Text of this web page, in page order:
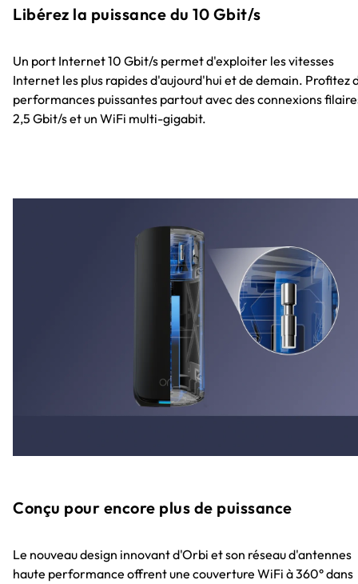
Libérez la puissance du 10 Gbit/s
Un port Internet 10 Gbit/s permet d'exploiter les vitesses
Internet les plus rapides d'aujourd'hui et de demain. Profitez
performances puissantes partout avec des connexions
2,5 Gbit/s et un WiFi multi-gigabit.
Conçu pour encore plus de puissance
Le nouveau design innovant d'Orbi et son réseau d'antennes
haute performance offrent une couverture WiFi à 360° dans